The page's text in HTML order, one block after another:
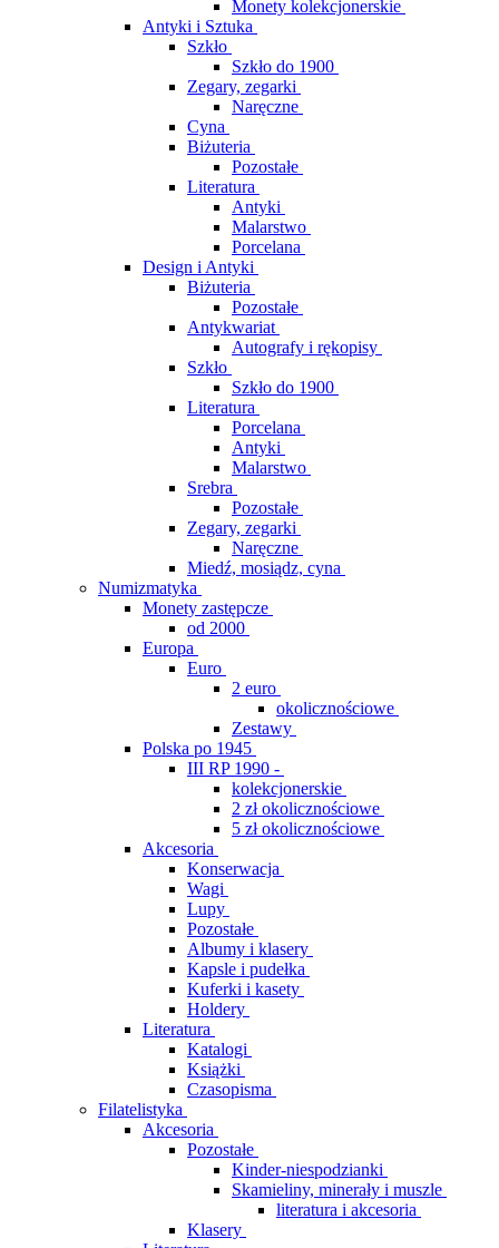
Monety kolekcjonerskie
Antyki i Sztuka
Szkło
Szkło do 1900
Zegary, zegarki
Naręczne
Cyna
Biżuteria
Pozostałe
Literatura
Antyki
Malarstwo
Porcelana
Design i Antyki
Biżuteria
Pozostałe
Antykwariat
Autografy i rękopisy
Szkło
Szkło do 1900
Literatura
Porcelana
Antyki
Malarstwo
Srebra
Pozostałe
Zegary, zegarki
Naręczne
Miedź, mosiądz, cyna
Numizmatyka
Monety zastępcze
od 2000
Europa
Euro
2 euro
okolicznościowe
Zestawy
Polska po 1945
III RP 1990 -
kolekcjonerskie
2 zł okolicznościowe
5 zł okolicznościowe
Akcesoria
Konserwacja
Wagi
Lupy
Pozostałe
Albumy i klasery
Kapsle i pudełka
Kuferki i kasety
Holdery
Literatura
Katalogi
Książki
Czasopisma
Filatelistyka
Akcesoria
Pozostałe
Kinder-niespodzianki
Skamieliny, minerały i muszle
literatura i akcesoria
Klasery